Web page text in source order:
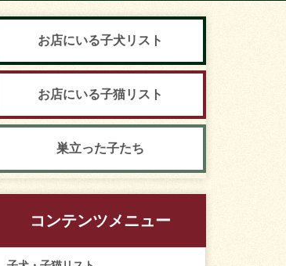
お店にいる子犬リスト
お店にいる子猫リスト
巣立った子たち
コンテンツメニュー